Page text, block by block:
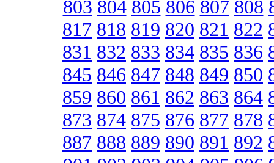
803 804 805 806 807 808
817 818 819 820 821 822
831 832 833 834 835 836
845 846 847 848 849 850
859 860 861 862 863 864
873 874 875 876 877 878
887 888 889 890 891 892